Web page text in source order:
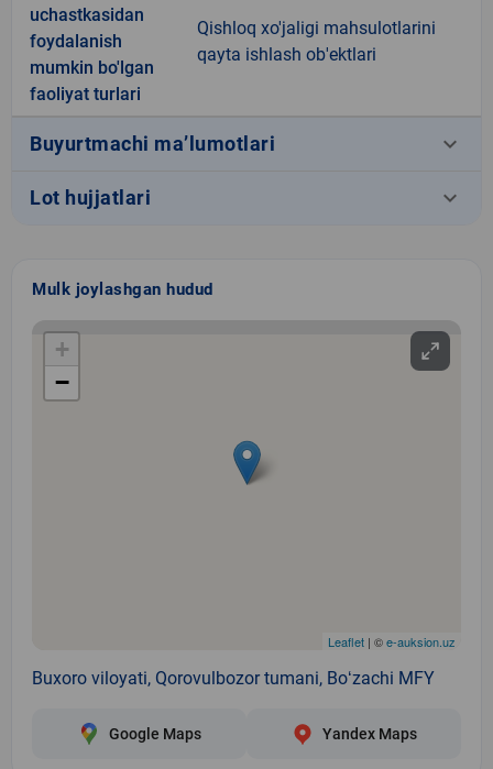
uchastkasidan
foydalanish
mumkin bo'lgan
faoliyat turlari
Qishloq xo'jaligi mahsulotlarini
qayta ishlash ob'ektlari
Buyurtmachi ma’lumotlari keyboard_arrow_down
Lot hujjatlari keyboard_arrow_down
Mulk joylashgan hudud
+
−
Leaflet | ©e-auksion.uz
Buxoro viloyati, Qorovulbozor tumani, Boʻzachi MFY
Google Maps Yandex Maps